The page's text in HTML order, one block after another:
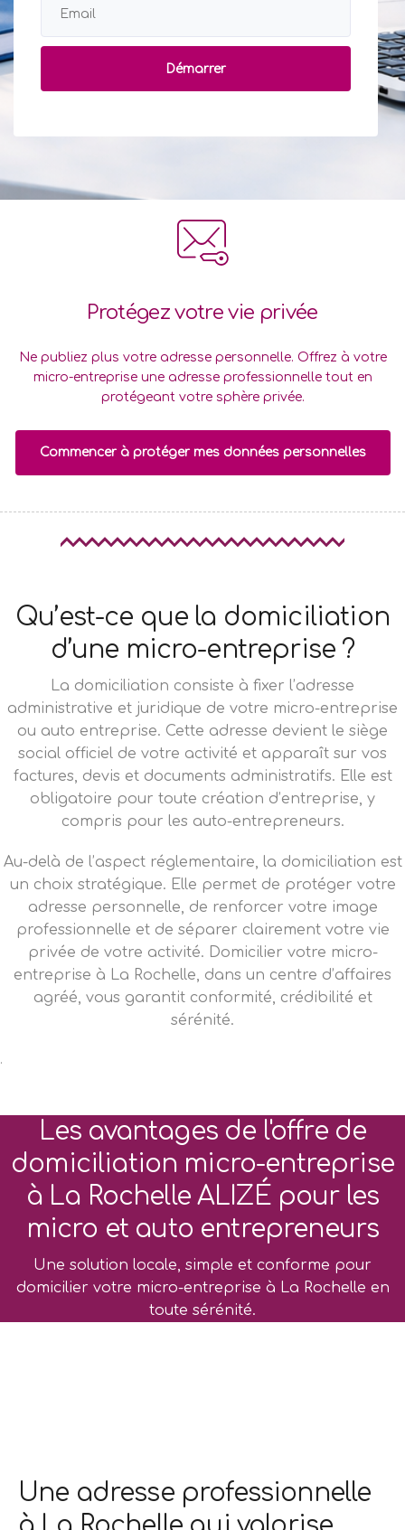
Protégez votre vie privée
Ne publiez plus votre adresse personnelle. Offrez à votre
micro-entreprise une adresse professionnelle tout en
protégeant votre sphère privée.
Commencer à protéger mes données personnelles
Qu’est-ce que la domiciliation
d’une micro-entreprise ?
La domiciliation consiste à fixer l’adresse
administrative et juridique de votre micro-entreprise
ou auto entreprise. Cette adresse devient le siège
social officiel de votre activité et apparaît sur vos
factures, devis et documents administratifs. Elle est
obligatoire pour toute création d’entreprise, y
compris pour les auto-entrepreneurs.
Au-delà de l’aspect réglementaire, la domiciliation est
un choix stratégique. Elle permet de protéger votre
adresse personnelle, de renforcer votre image
professionnelle et de séparer clairement votre vie
privée de votre activité. Domicilier votre micro-
entreprise à La Rochelle, dans un centre d’affaires
agréé, vous garantit conformité, crédibilité et
sérénité.
.
Les avantages de l'offre de
domiciliation micro-entreprise
à La Rochelle ALIZÉ pour les
micro et auto entrepreneurs
Une solution locale, simple et conforme pour
domicilier votre micro-entreprise à La Rochelle en
toute sérénité.
Une adresse professionnelle